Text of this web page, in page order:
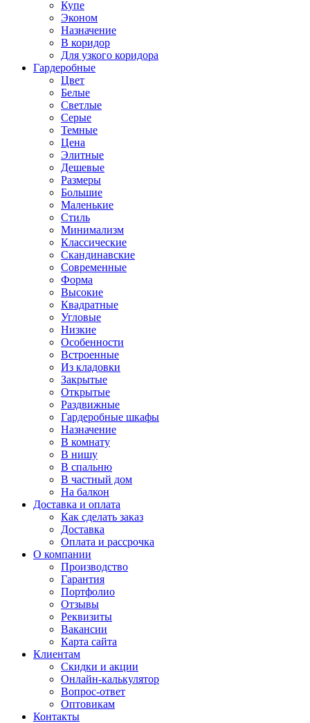
Купе
Эконом
Назначение
В коридор
Для узкого коридора
Гардеробные
Цвет
Белые
Светлые
Серые
Темные
Цена
Элитные
Дешевые
Размеры
Большие
Маленькие
Стиль
Минимализм
Классические
Скандинавские
Современные
Форма
Высокие
Квадратные
Угловые
Низкие
Особенности
Встроенные
Из кладовки
Закрытые
Открытые
Раздвижные
Гардеробные шкафы
Назначение
В комнату
В нишу
В спальню
В частный дом
На балкон
Доставка и оплата
Как сделать заказ
Доставка
Оплата и рассрочка
О компании
Производство
Гарантия
Портфолио
Отзывы
Реквизиты
Вакансии
Карта сайта
Клиентам
Скидки и акции
Онлайн-калькулятор
Вопрос-ответ
Оптовикам
Контакты